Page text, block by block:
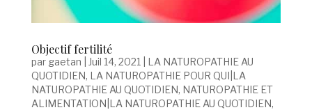
Objectif fertilité
par gaetan Juil 14, 2021
LA NATUROPATHIE AU
QUOTIDIEN, LA NATUROPATHIE POUR QUI|LA
NATUROPATHIE AU QUOTIDIEN, NATUROPATHIE ET
ALIMENTATION|LA NATUROPATHIE AU QUOTIDIEN,